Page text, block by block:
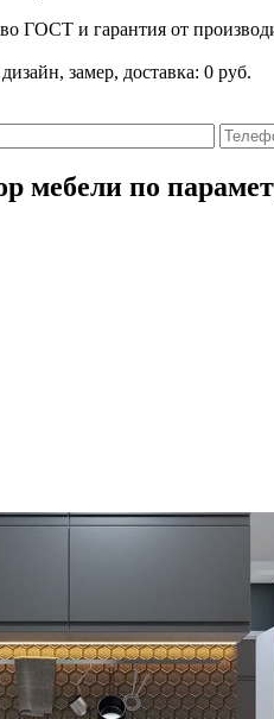
ГОСТ и гарантия от
замер, доставка: 0 руб.
мебели по